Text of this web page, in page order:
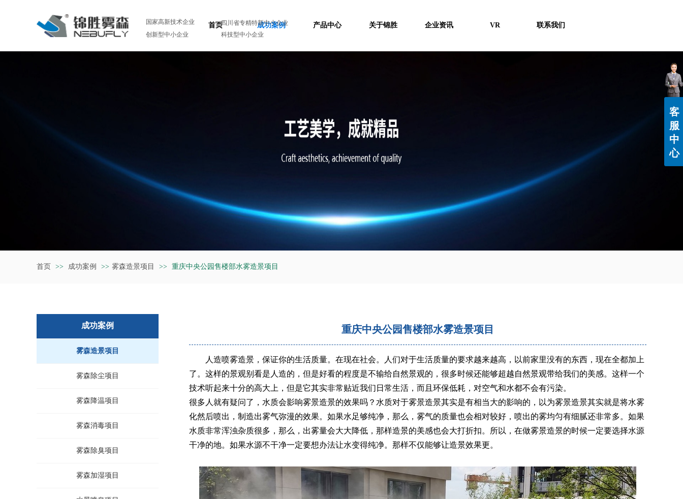
国家高新技术企业
四川省专精特新中小企业
创新型中小企业
科技型中小企业
首页 成功案例 产品中心 关于锦胜 企业资讯 VR 联系我们
首页 >> 成功案例 >> 雾森造景项目 >> 重庆中央公园售楼部水雾造景项目
成功案例
雾森造景项目
雾森除尘项目
雾森降温项目
雾森消毒项目
雾森除臭项目
雾森加湿项目
重庆中央公园售楼部水雾造景项目
人造喷雾造景，保证你的生活质量。在现在社会。人们对于生活质量的要求越来越高，以前家里没有的东西，现在全都加上
了。这样的景观别看是人造的，但是好看的程度是不输给自然景观的，很多时候还能够超越自然景观带给我们的美感。这样一个
技术听起来十分的高大上，但是它其实非常贴近我们日常生活，而且环保低耗，对空气和水都不会有污染。
很多人就有疑问了，水质会影响雾景造景的效果吗？水质对于雾景造景其实是有相当大的影响的，以为雾景造景其实就是将水雾
化然后喷出，制造出雾气弥漫的效果。如果水足够纯净，那么，雾气的质量也会相对较好，喷出的雾均匀有细腻还非常多。如果
水质非常浑浊杂质很多，那么，出雾量会大大降低，那样造景的美感也会大打折扣。所以，在做雾景造景的时候一定要选择水源
干净的地。如果水源不干净一定要想办法让水变得纯净。那样不仅能够让造景效果更。
客
服
中
心